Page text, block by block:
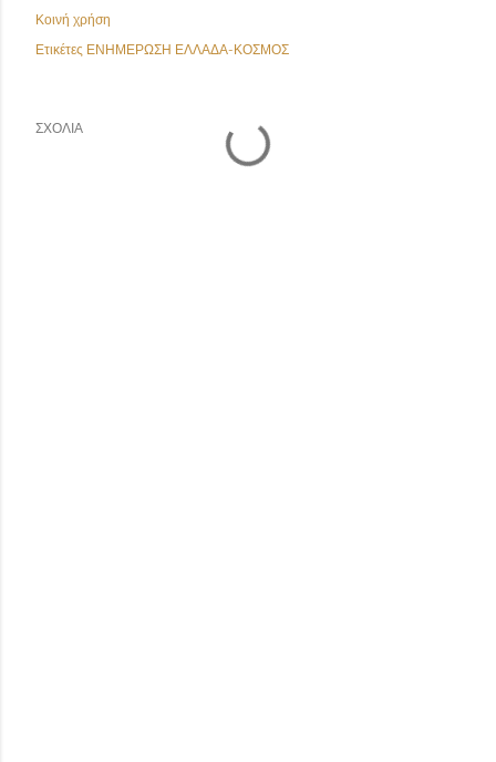
Κοινή χρήση
Ετικέτες ΕΝΗΜΕΡΩΣΗ ΕΛΛΑΔΑ-ΚΟΣΜΟΣ
ΣΧΌΛΙΑ